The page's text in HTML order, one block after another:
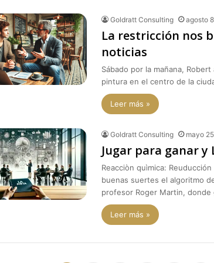
Goldratt Consulting agosto
La restricción nos
noticias
Sábado por la mañana,
pintura en el centro de la
Leer más »
Goldratt Consulting mayo
Jugar para ganar y
Reacciòn quìmica:
buenas suertes el algoritmo
profesor Roger Martin,
Leer más »